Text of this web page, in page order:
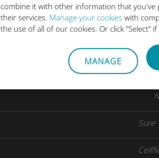
combine it with other information that
their services. Manage your cookies with
the use of all of our cookies. Or click "Select"
MANAGE
Sure